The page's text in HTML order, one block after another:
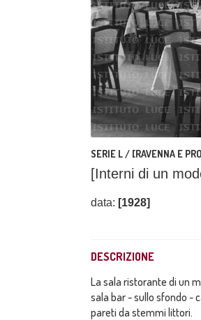
SERIE L / [RAVENNA E
[Interni di un
data: [1928]
DESCRIZIONE
La sala ristorante di un
sala bar - sullo sfondo -
pareti da stemmi littori.